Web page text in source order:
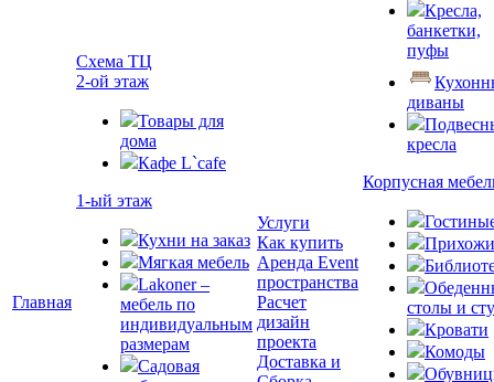
Главная
Схема ТЦ
2-ой этаж
Товары для
дома
Кафе L`cafe
1-ый этаж
Кухни на заказ
Мягкая мебель
Lakoner –
мебель по
индивидуальным
размерам
Садовая
Услуги
Как купить
Аренда Event
пространства
Расчет
дизайн
проекта
Доставка и
Кресла,
банкетки,
пуфы
диваны
кресла
Корпусная
столы и
Кровати
Комоды